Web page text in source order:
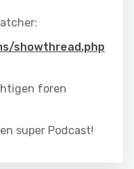
showthread.php
foren
super Podcast!